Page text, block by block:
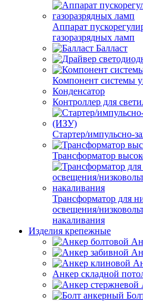
Аппарат
газоразрядных ламп
Балласт
Компонент системы
Конденсатор
Контроллер для
Стартер/импульсно-
Трансформатор
Трансформатор для
освещения/
накаливания
Изделия крепежные
Анкер складной